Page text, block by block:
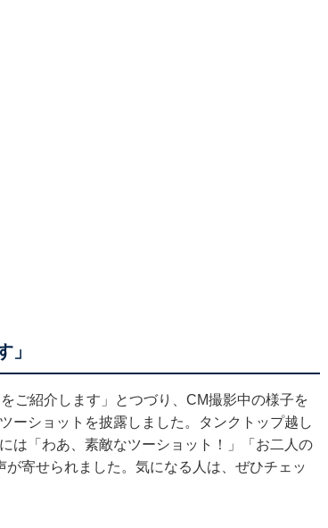
」
ご紹介します」とつづり、CM撮影中の様子を
ーショットを披露しました。タンクトップ越し
は「わあ、素敵なツーショット！」「お二人の
寄せられました。気になる人は、ぜひチェッ